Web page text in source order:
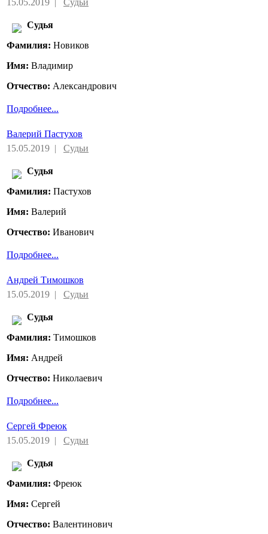
15.05.2019 | Судьи
Судья
Фамилия: Новиков
Имя: Владимир
Отчество: Александрович
Подробнее...
Валерий Пастухов
15.05.2019 | Судьи
Судья
Фамилия: Пастухов
Имя: Валерий
Отчество: Иванович
Подробнее...
Андрей Тимошков
15.05.2019 | Судьи
Судья
Фамилия: Тимошков
Имя: Андрей
Отчество: Николаевич
Подробнее...
Сергей Фреюк
15.05.2019 | Судьи
Судья
Фамилия: Фреюк
Имя: Сергей
Отчество: Валентинович